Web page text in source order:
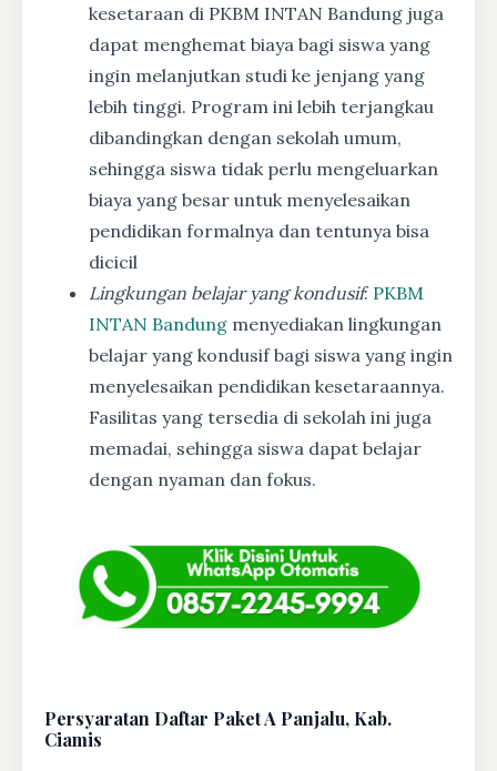
kesetaraan di PKBM INTAN Bandung juga
dapat menghemat biaya bagi siswa yang
ingin melanjutkan studi ke jenjang yang
lebih tinggi. Program ini lebih terjangkau
dibandingkan dengan sekolah umum,
sehingga siswa tidak perlu mengeluarkan
biaya yang besar untuk menyelesaikan
pendidikan formalnya dan tentunya bisa
dicicil
Lingkungan belajar yang kondusif: PKBM
INTAN Bandung menyediakan lingkungan
belajar yang kondusif bagi siswa yang ingin
menyelesaikan pendidikan kesetaraannya.
Fasilitas yang tersedia di sekolah ini juga
memadai, sehingga siswa dapat belajar
dengan nyaman dan fokus.
Persyaratan Daftar Paket A Panjalu, Kab.
Ciamis